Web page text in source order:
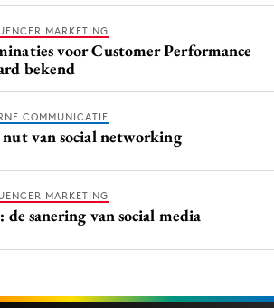
MARKETING
voor Customer Performance
bekend
COMMUNICATIE
van social networking
MARKETING
de sanering van social media